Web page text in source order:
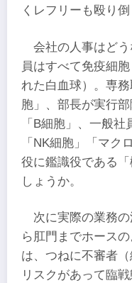
くレフリーも殴り倒
会社の人事はど
員はすべて免疫細
れた白血球）。専
胞」、部長が実行
「B細胞」、一般
「NK細胞」「マク
役に鑑識役である
しょうか。
次に実際の業務
ら肛門までホース
は、つねに不審者
リスクがあって臨